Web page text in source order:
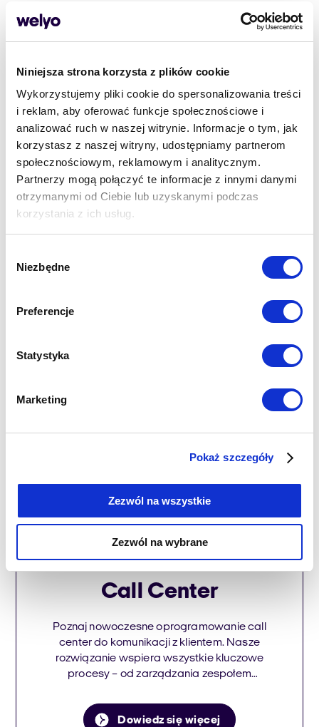
Niniejsza strona korzysta z plików cookie
Wykorzystujemy pliki cookie do spersonalizowania treści
i reklam, aby oferować funkcje społecznościowe i
analizować ruch w naszej witrynie. Informacje o tym, jak
korzystasz z naszej witryny, udostępniamy partnerom
społecznościowym, reklamowym i analitycznym.
Partnerzy mogą połączyć te informacje z innymi danymi
otrzymanymi od Ciebie lub uzyskanymi podczas
korzystania z ich usług.
zgody
Niezbędne
Preferencje
Statystyka
Marketing
Pokaż szczegóły
Zezwól na wszystkie
Zezwól na wybrane
Branża medyczna
Dowiedz się więcej
Call Center
Poznaj nowoczesne oprogramowanie call
center do komunikacji z klientem. Nasze
rozwiązanie wspiera wszystkie kluczowe
procesy – od zarządzania zespołem
automatyzację sprzedaży.
Dowiedz się więcej